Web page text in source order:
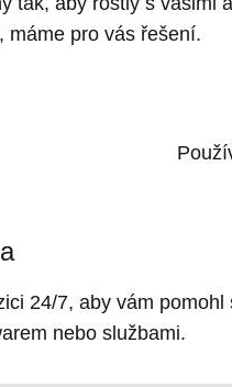
máme pro vás řešení.
24/7, aby vám
nebo službami.